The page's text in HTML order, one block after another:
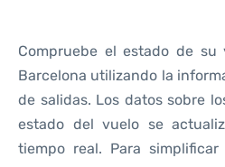
Compruebe el estado de
Barcelona utilizando la
de salidas. Los datos sobre
estado del vuelo se
tiempo real. Para